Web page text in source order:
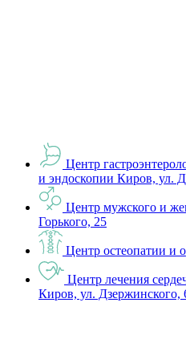
Центр
и эндоскопии Киров, ул.
Центр мужского и
Горького, 25
Центр остеопатии и
Центр лечения
Киров, ул. Дзержинского,